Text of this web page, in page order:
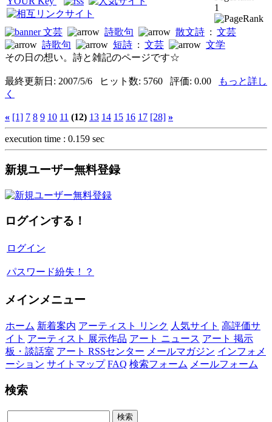
1
文芸 詩歌句 散文詩 : 文芸
詩歌句
短詩 : 文芸
文学
その日の想い。詩と雑記のページです☆
最終更新日: 2007/5/6 ヒット数: 5760 評価: 0.00
もっと詳し
く
« [1] 7 8 9 10 11 (12) 13 14 15 16 17 [28] »
execution time : 0.159 sec
新規ユーザー無料登録
ログインする！
ログイン
パスワード紛失！？
メインメニュー
ホーム 新着案内 アーティスト リンク 人気サイト 高評価サ
イト アーティスト 展示作品 アート ニュース アート 掲示
板・談話室 アート RSSセンター メールマガジン インフォメ
ーション サイトマップ FAQ 検索フォーム メールフォーム
検索